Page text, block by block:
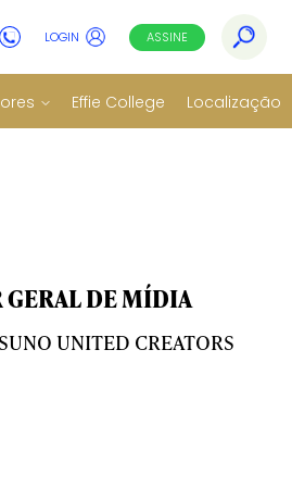
LOGIN ASSINE
Effie College Localização
GERAL DE MÍDIA
UNITED CREATORS